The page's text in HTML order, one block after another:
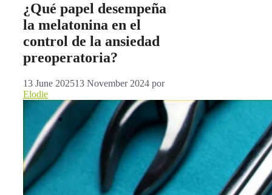
¿Qué papel desempeña
la melatonina en el
control de la ansiedad
preoperatoria?
13 June 202513 November 2024 por
Elodie